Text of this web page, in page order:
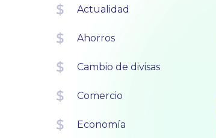
Actualidad
Ahorros
Cambio de divisas
Comercio
Economía